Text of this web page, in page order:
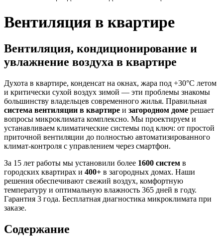
Вентиляция в квартире
Вентиляция, кондиционирование и
увлажнение воздуха в квартире
Духота в квартире, конденсат на окнах, жара под +30°C летом
и критически сухой воздух зимой — эти проблемы знакомы
большинству владельцев современного жилья. Правильная
система вентиляции в квартире и загородном доме решает
вопросы микроклимата комплексно. Мы проектируем и
устанавливаем климатические системы под ключ: от простой
приточной вентиляции до полностью автоматизированного
климат-контроля с управлением через смартфон.
За 15 лет работы мы установили более 1600 систем в
городских квартирах и 400+ в загородных домах. Наши
решения обеспечивают свежий воздух, комфортную
температуру и оптимальную влажность 365 дней в году.
Гарантия 3 года. Бесплатная диагностика микроклимата при
заказе.
Содержание